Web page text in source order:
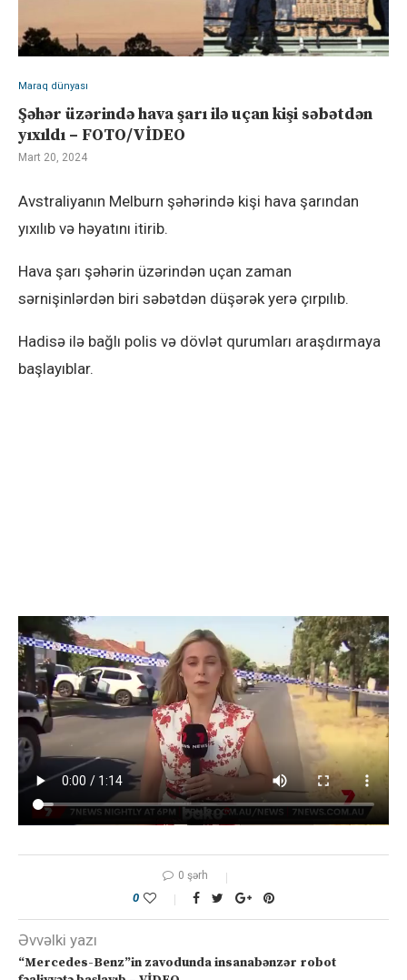
Maraq dünyası
Şəhər üzərində hava şarı ilə uçan kişi səbətdən
yıxıldı – FOTO/VİDEO
Mart 20, 2024
Avstraliyanın Melburn şəhərində kişi hava şarından
yıxılıb və həyatını itirib.
Hava şarı şəhərin üzərindən uçan zaman
sərnişinlərdən biri səbətdən düşərək yerə çırpılıb.
Hadisə ilə bağlı polis və dövlət qurumları araşdırmaya
başlayıblar.
0 şərh
0
Əvvəlki yazı
“Mercedes-Benz”in zavodunda insanabənzər robot